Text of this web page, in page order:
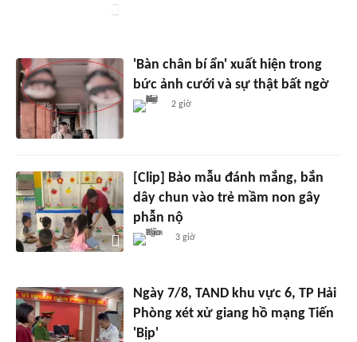
'Bàn chân bí ẩn' xuất hiện trong
bức ảnh cưới và sự thật bất ngờ
2 giờ
[Clip] Bảo mẫu đánh mắng, bắn
dây chun vào trẻ mầm non gây
phẫn nộ
3 giờ
Ngày 7/8, TAND khu vực 6, TP Hải
Phòng xét xử giang hồ mạng Tiến
'Bịp'